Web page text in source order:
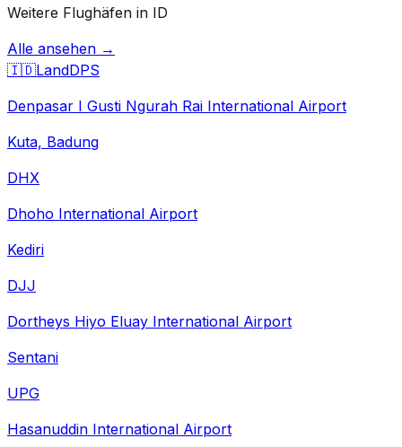
Weitere Flughäfen in ID
Alle ansehen →
🇮🇩LandDPS
Denpasar I Gusti Ngurah Rai International Airport
Kuta, Badung
DHX
Dhoho International Airport
Kediri
DJJ
Dortheys Hiyo Eluay International Airport
Sentani
UPG
Hasanuddin International Airport